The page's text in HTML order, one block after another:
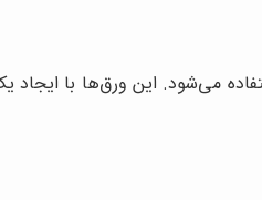
می‌شود. این ورق‌ها با ایجاد